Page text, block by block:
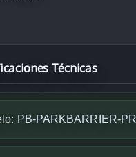
Técnicas
PB-PARKBARRIER-